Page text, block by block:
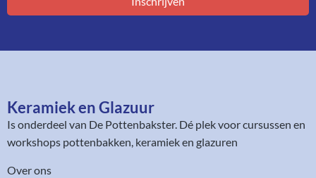
Keramiek en Glazuur​
Is onderdeel van De Pottenbakster. Dé plek voor cursussen en
workshops pottenbakken, keramiek en glazuren
Over ons